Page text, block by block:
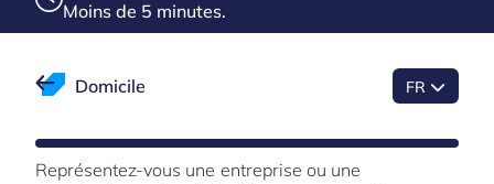
Moins de 5 minutes.
Domicile FR
Représentez-vous une entreprise ou une